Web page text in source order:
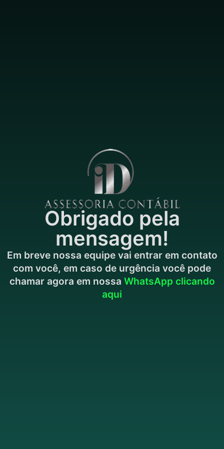
Obrigado pela
mensagem!
Em breve nossa equipe vai entrar em contato
com você, em caso de urgência você pode
chamar agora em nossa WhatsApp clicando
aqui